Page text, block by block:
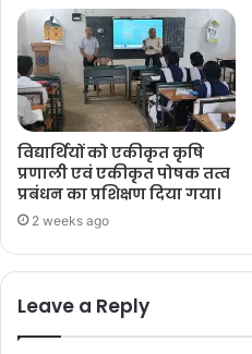
विद्यार्थियों को एकीकृत कृषि
प्रणाली एवं एकीकृत पोषक तत्व
प्रबंधन का प्रशिक्षण दिया गया।
2 weeks ago
Leave a Reply